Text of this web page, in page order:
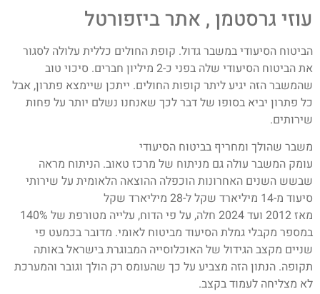
עוזי גרסטמן , אתר ביזפורטל
הביטוח הסיעודי במשבר גדול. קופת החולים כללית עלולה לסגור
את הביטוח הסיעודי שלה בפני כ-2 מיליון חברים. סיכוי טוב
שהמשבר הזה יגיע ליתר קופות החולים. ייתכן שיימצא פתרון, אבל
כל פתרון יביא בסופו של דבר לכך שאנחנו נשלם יותר על פחות
שירותים.
משבר שהולך ומחריף בביטוח הסיעודי
עומק המשבר עולה גם מניתוח של מרכז טאוב. הניתוח מראה
שבשש השנים האחרונות הוכפלה ההוצאה הלאומית על שירותי
סיעוד מ-14 מיליארד שקל ל-28 מיליארד שקל
מאז 2012 ועד 2024 חלה, על פי הדוח, עלייה מטורפת של 140%
במספר מקבלי גמלת הסיעוד מביטוח לאומי. מדובר בכמעט פי
שניים מקצב הגידול של האוכלוסייה המבוגרת בישראל באותה
תקופה. הנתון הזה מצביע על כך שהעומס רק הולך וגובר והמערכת
לא מצליחה לעמוד בקצב.